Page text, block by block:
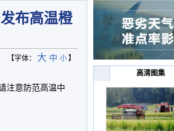
布高温橙
【字体： 大 中 小】
注意防范高温中
高清图集